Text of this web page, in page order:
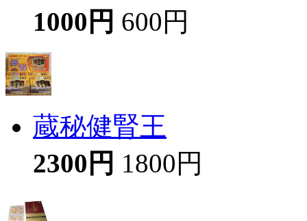
1000円 600円
蔵秘健腎王
2300円 1800円